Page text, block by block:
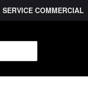
SERVICE COMMERCIAL